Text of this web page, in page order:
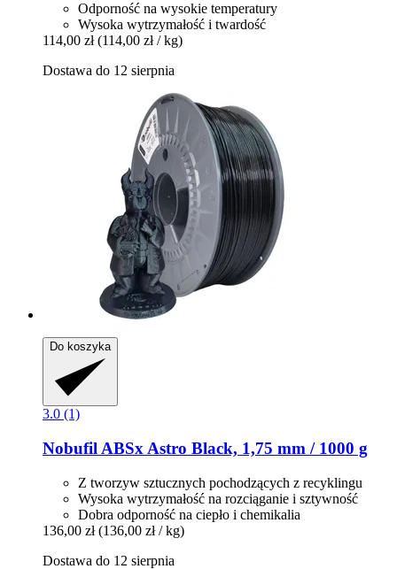
Odporność na wysokie temperatury
Wysoka wytrzymałość i twardość
114,00 zł (114,00 zł / kg)
Dostawa do 12 sierpnia
Do koszyka
3.0 (1)
Nobufil ABSx Astro Black, 1,75 mm / 1000 g
Z tworzyw sztucznych pochodzących z recyklingu
Wysoka wytrzymałość na rozciąganie i sztywność
Dobra odporność na ciepło i chemikalia
136,00 zł (136,00 zł / kg)
Dostawa do 12 sierpnia